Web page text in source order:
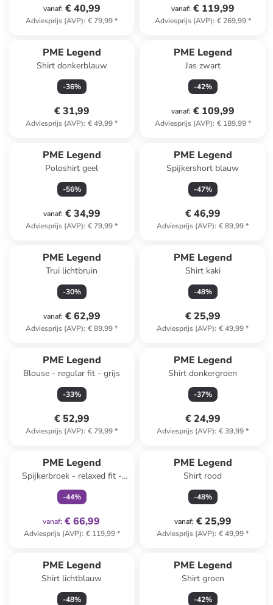
vanaf: € 40,99
Adviesprijs (AVP): € 79,99*
vanaf: € 119,99
Adviesprijs (AVP): € 269,99*
PME Legend
Shirt donkerblauw
-36%
€ 31,99
Adviesprijs (AVP): € 49,99*
PME Legend
Jas zwart
-42%
vanaf: € 109,99
Adviesprijs (AVP): € 189,99*
PME Legend
Poloshirt geel
-56%
vanaf: € 34,99
Adviesprijs (AVP): € 79,99*
PME Legend
Spijkershort blauw
-47%
€ 46,99
Adviesprijs (AVP): € 89,99*
PME Legend
Trui lichtbruin
-30%
vanaf: € 62,99
Adviesprijs (AVP): € 89,99*
PME Legend
Shirt kaki
-48%
€ 25,99
Adviesprijs (AVP): € 49,99*
PME Legend
Blouse - regular fit - grijs
-33%
€ 52,99
Adviesprijs (AVP): € 79,99*
PME Legend
Shirt donkergroen
-37%
€ 24,99
Adviesprijs (AVP): € 39,99*
PME Legend
Spijkerbroek - relaxed fit -
grijs
-44%
vanaf: € 66,99
Adviesprijs (AVP): € 119,99*
PME Legend
Shirt rood
-48%
vanaf: € 25,99
Adviesprijs (AVP): € 49,99*
PME Legend
Shirt lichtblauw
-48%
PME Legend
Shirt groen
-42%